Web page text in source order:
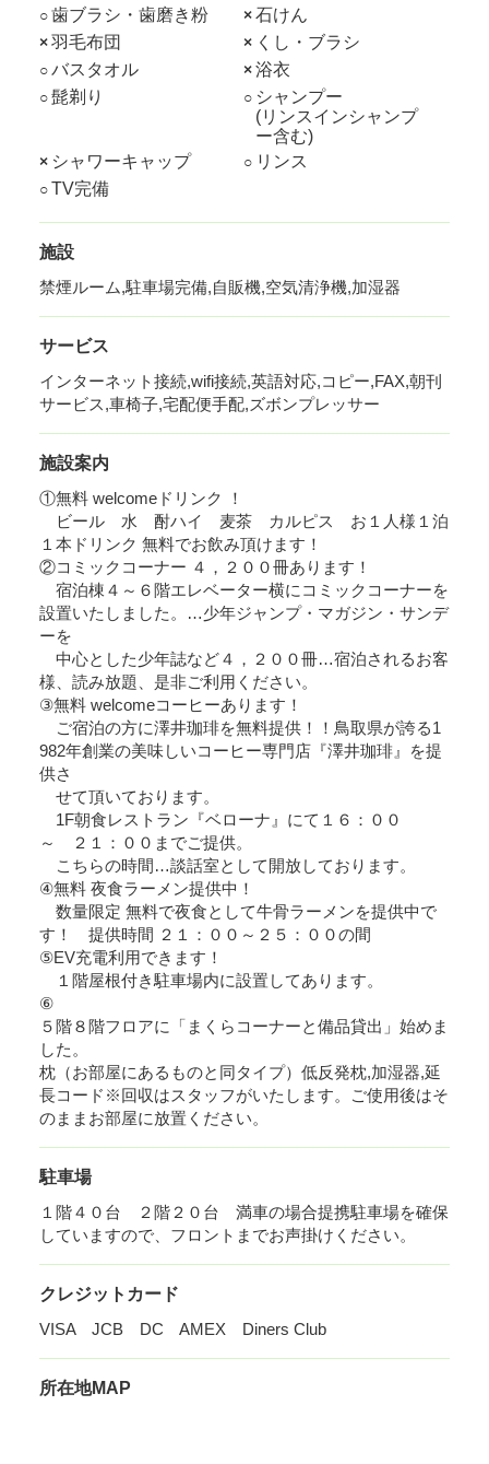
○ 歯ブラシ・歯磨き粉 × 石けん
× 羽毛布団 × くし・ブラシ
○ バスタオル × 浴衣
○ 髭剃り ○ シャンプー
(リンスインシャンプ
ー含む)
× シャワーキャップ ○ リンス
○ TV完備
施設
禁煙ルーム,駐車場完備,自販機,空気清浄機,加湿器
サービス
インターネット接続,wifi接続,英語対応,コピー,FAX,朝刊
サービス,車椅子,宅配便手配,ズボンプレッサー
施設案内
①無料 welcomeドリンク ！
ビール 水 酎ハイ 麦茶 カルピス お１人様１泊
１本ドリンク 無料でお飲み頂けます！
②コミックコーナー ４，２００冊あります！
宿泊棟４～６階エレベーター横にコミックコーナーを
設置いたしました。…少年ジャンプ・マガジン・サンデ
ーを
中心とした少年誌など４，２００冊…宿泊されるお客
様、読み放題、是非ご利用ください。
③無料 welcomeコーヒーあります！
ご宿泊の方に澤井珈琲を無料提供！！鳥取県が誇る1
982年創業の美味しいコーヒー専門店『澤井珈琲』を提
供さ
せて頂いております。
1F朝食レストラン『ベローナ』にて１６：００
～ ２１：００までご提供。
こちらの時間…談話室として開放しております。
④無料 夜食ラーメン提供中！
数量限定 無料で夜食として牛骨ラーメンを提供中で
す！ 提供時間 ２１：００～２５：００の間
⑤EV充電利用できます！
１階屋根付き駐車場内に設置してあります。
⑥
５階８階フロアに「まくらコーナーと備品貸出」始めま
した。
枕（お部屋にあるものと同タイプ）低反発枕,加湿器,延
長コード※回収はスタッフがいたします。ご使用後はそ
のままお部屋に放置ください。
駐車場
１階４０台 ２階２０台 満車の場合提携駐車場を確保
していますので、フロントまでお声掛けください。
クレジットカード
VISA JCB DC AMEX Diners Club
所在地MAP